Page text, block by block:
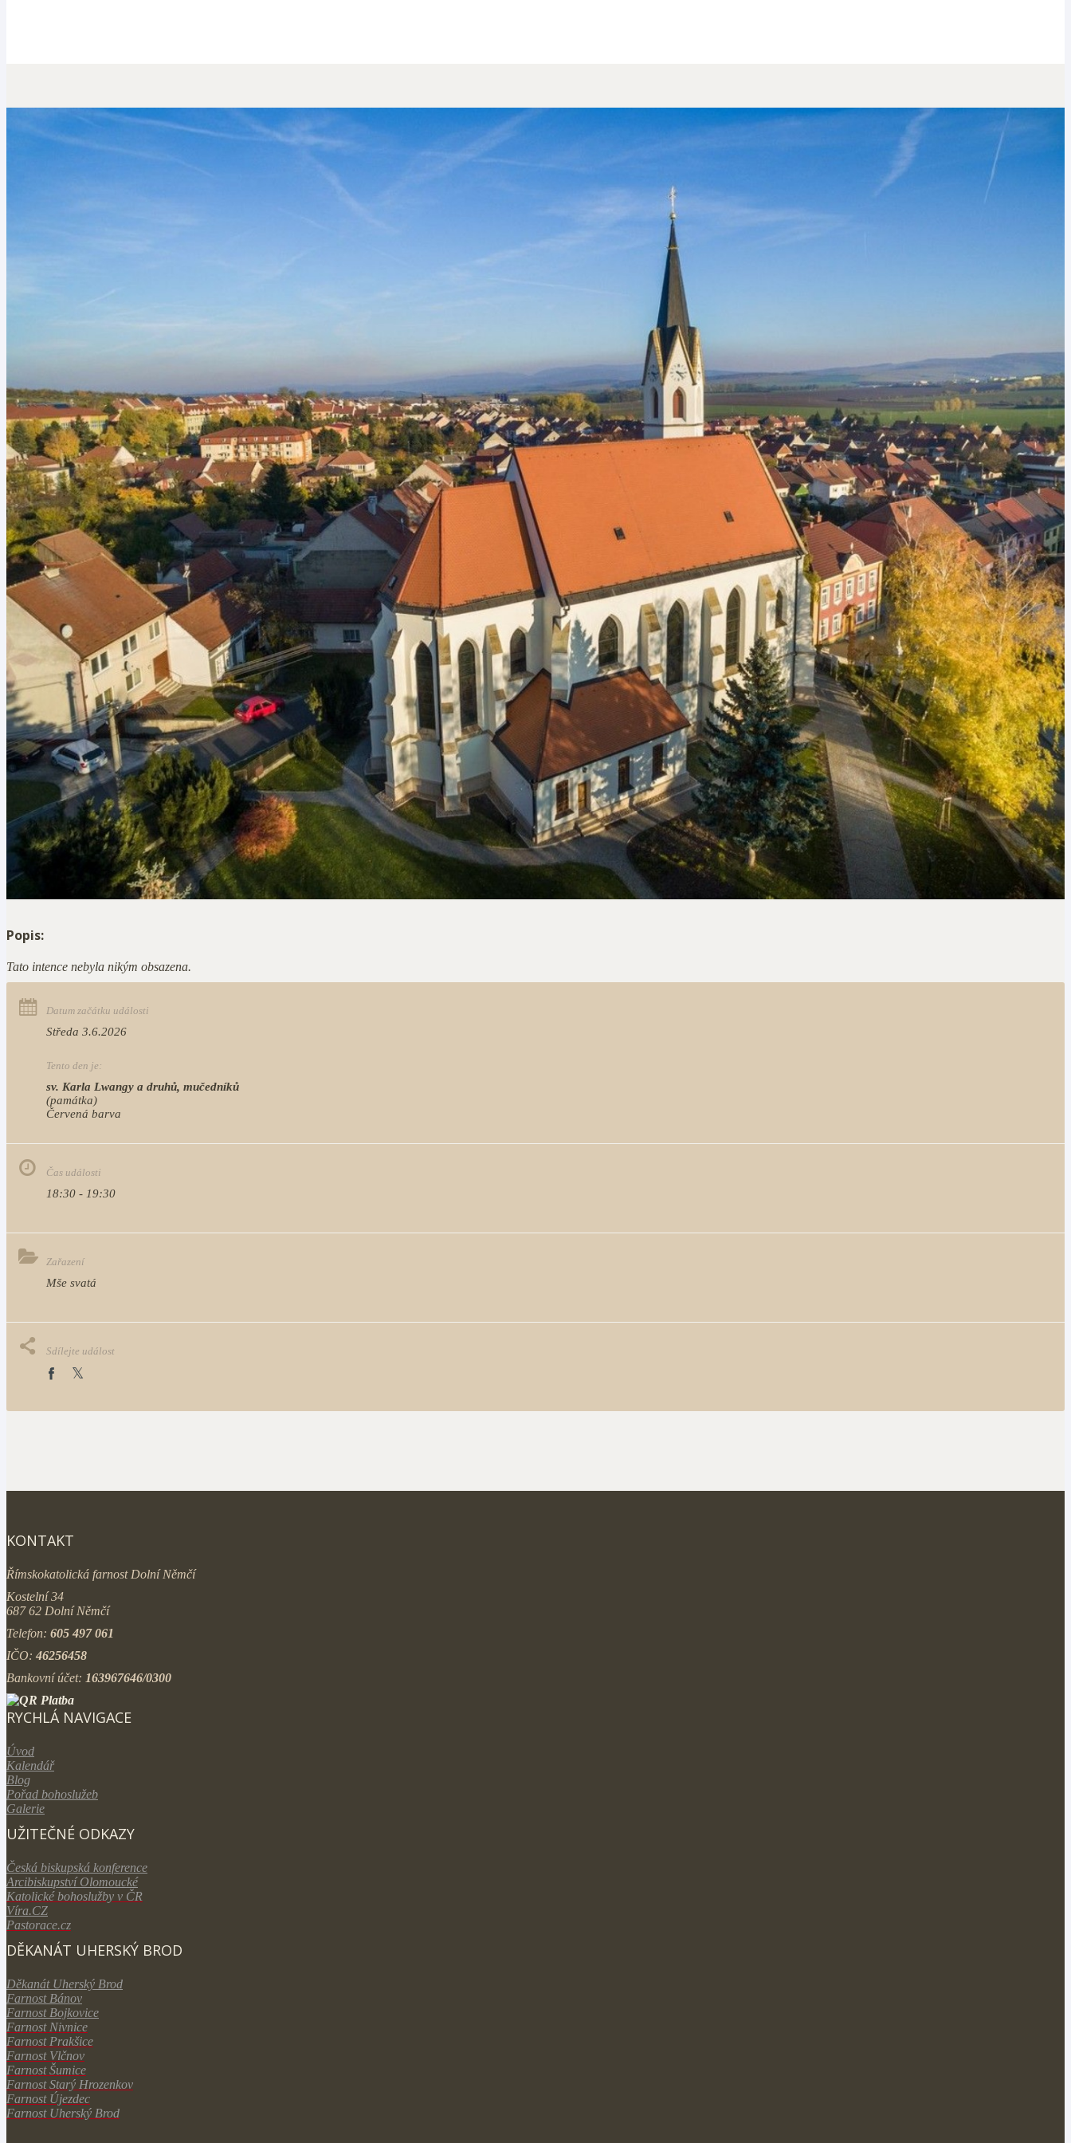
Popis:
Tato intence nebyla nikým obsazena.
Datum začátku události
Středa 3.6.2026
Tento den je:
sv. Karla Lwangy a druhů, mučedníků
(památka)
Červená barva
Čas události
18:30 - 19:30
Zařazení
Mše svatá
Sdílejte událost
KONTAKT
Římskokatolická farnost Dolní Němčí
Kostelní 34
687 62 Dolní Němčí
Telefon: 605 497 061
IČO: 46256458
Bankovní účet: 163967646/0300
RYCHLÁ NAVIGACE
Úvod
Kalendář
Blog
Pořad bohoslužeb
Galerie
UŽITEČNÉ ODKAZY
Česká biskupská konference
Arcibiskupství Olomoucké
Katolické bohoslužby v ČR
Víra.CZ
Pastorace.cz
DĚKANÁT UHERSKÝ BROD
Děkanát Uherský Brod
Farnost Bánov
Farnost Bojkovice
Farnost Nivnice
Farnost Prakšice
Farnost Vlčnov
Farnost Šumice
Farnost Starý Hrozenkov
Farnost Újezdec
Farnost Uherský Brod